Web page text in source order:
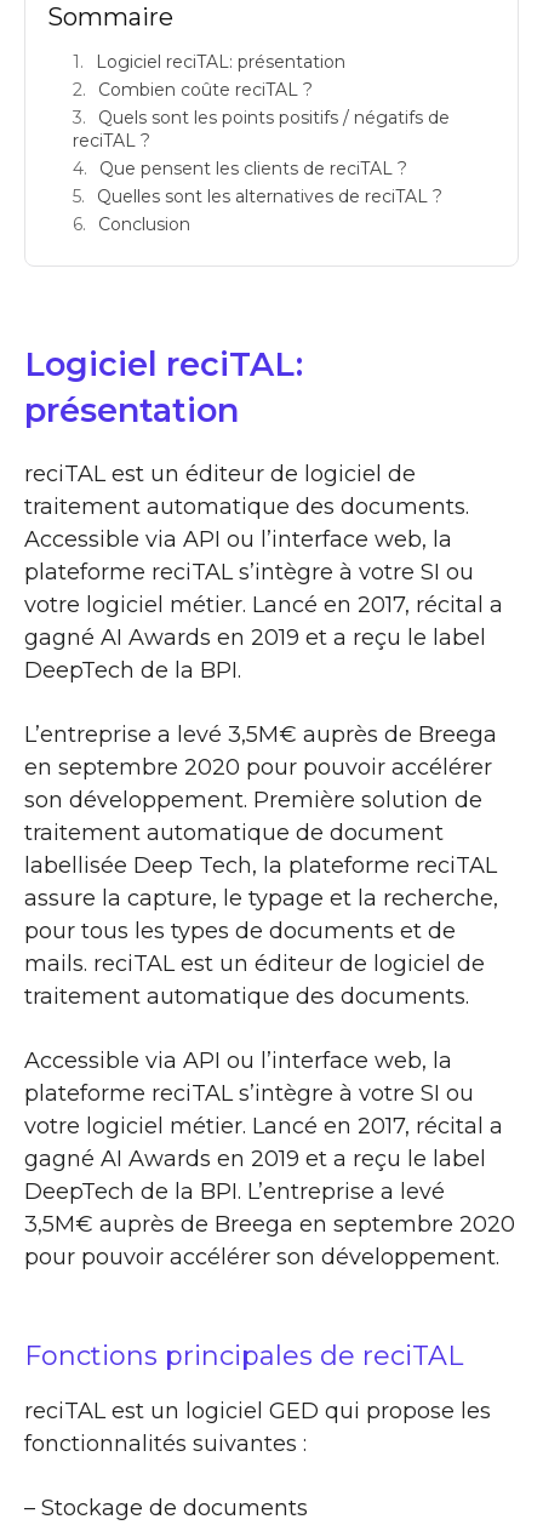
Sommaire
Logiciel reciTAL: présentation
Combien coûte reciTAL ?
Quels sont les points positifs / négatifs de
reciTAL ?
Que pensent les clients de reciTAL ?
Quelles sont les alternatives de reciTAL ?
Conclusion
Logiciel reciTAL:
présentation
reciTAL est un éditeur de logiciel de
traitement automatique des documents.
Accessible via API ou l’interface web, la
plateforme reciTAL s’intègre à votre SI ou
votre logiciel métier. Lancé en 2017, récital a
gagné AI Awards en 2019 et a reçu le label
DeepTech de la BPI.
L’entreprise a levé 3,5M€ auprès de Breega
en septembre 2020 pour pouvoir accélérer
son développement. Première solution de
traitement automatique de document
labellisée Deep Tech, la plateforme reciTAL
assure la capture, le typage et la recherche,
pour tous les types de documents et de
mails. reciTAL est un éditeur de logiciel de
traitement automatique des documents.
Accessible via API ou l’interface web, la
plateforme reciTAL s’intègre à votre SI ou
votre logiciel métier. Lancé en 2017, récital a
gagné AI Awards en 2019 et a reçu le label
DeepTech de la BPI. L’entreprise a levé
3,5M€ auprès de Breega en septembre 2020
pour pouvoir accélérer son développement.
Fonctions principales de reciTAL
reciTAL est un logiciel GED qui propose les
fonctionnalités suivantes :
– Stockage de documents